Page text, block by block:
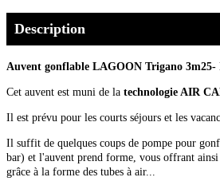
Description
Auvent gonflable LAGOON Trigano 3m25-
Cet auvent est muni de la technologie AIR
Il est prévu pour les courts séjours et les
Il suffit de quelques coups de pompe pour
bar) et l'auvent prend forme, vous offrant ainsi
grâce à la forme des tubes à air...